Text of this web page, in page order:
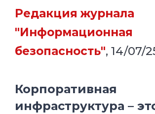
Редакция журнала
"Информационная
безопасность", 14/07/
Корпоративная
инфраструктура –